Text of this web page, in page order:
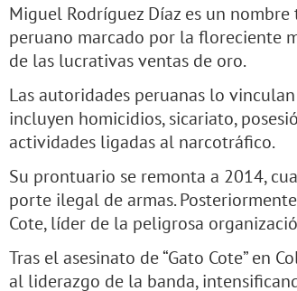
Miguel Rodríguez Díaz es un
peruano marcado por la floreciente
de las lucrativas ventas de oro.
Las autoridades peruanas lo
incluyen homicidios, sicariato,
actividades ligadas al narcotráfico.
Su prontuario se remonta a 2014,
porte ilegal de armas.
Cote, líder de la peligrosa
Tras el asesinato de “Gato Cote” en
al liderazgo de la banda,